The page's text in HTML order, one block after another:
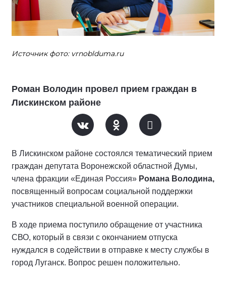
Источник фото: vrnoblduma.ru
Роман Володин провел прием граждан в
Лискинском районе
В Лискинском районе состоялся тематический прием
граждан депутата Воронежской областной Думы,
члена фракции «Единая Россия» Романа Володина,
посвященный вопросам социальной поддержки
участников специальной военной операции.
В ходе приема поступило обращение от участника
СВО, который в связи с окончанием отпуска
нуждался в содействии в отправке к месту службы в
город Луганск. Вопрос решен положительно.